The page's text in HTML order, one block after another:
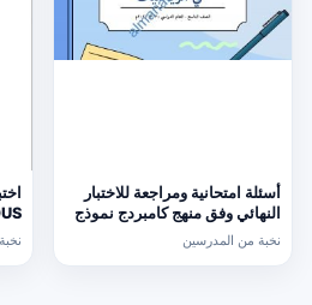
أسئلة امتحانية ومراجعة للاختبار
النهائي وفق منهج كامبردج نموذج
ثالث (رياضيات) التاسع
نخبة من المدرسين